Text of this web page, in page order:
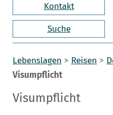
Kontakt
Suche
Lebenslagen > Reisen >
Visumpflicht
Visumpflicht